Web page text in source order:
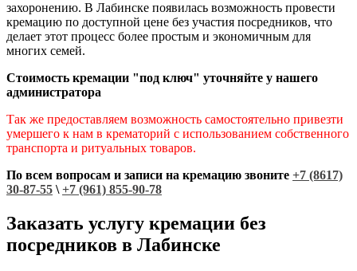
захоронению. В Лабинске появилась возможность провести
кремацию по доступной цене без участия посредников, что
делает этот процесс более простым и экономичным для
многих семей.
Стоимость кремации "под ключ" уточняйте у нашего
администратора
Так же предоставляем возможность самостоятельно привезти
умершего к нам в крематорий с использованием собственного
транспорта и ритуальных товаров.
По всем вопросам и записи на кремацию звоните +7 (8617)
30-87-55 \+7 (961) 855-90-78
Заказать услугу кремации без
посредников в Лабинске